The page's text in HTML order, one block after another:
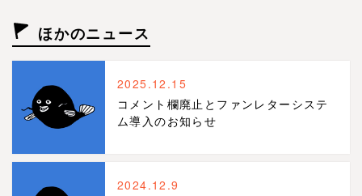
ほかのニュース
2025.12.15
コメント欄廃止とファンレターシステ
ム導入のお知らせ
2024.12.9